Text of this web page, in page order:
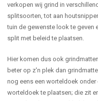
verkopen wij grind in
splitsoorten, tot aan
tuin de gewenste look te geven
split met beleid te plaatsen.
Hier komen dus ook
beter op z'n plek dan
nog eens een worteldoek
worteldoek te plaatsen; die zit